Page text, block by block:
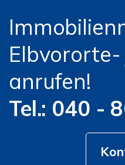
anrufen!
Tel.: 040 -